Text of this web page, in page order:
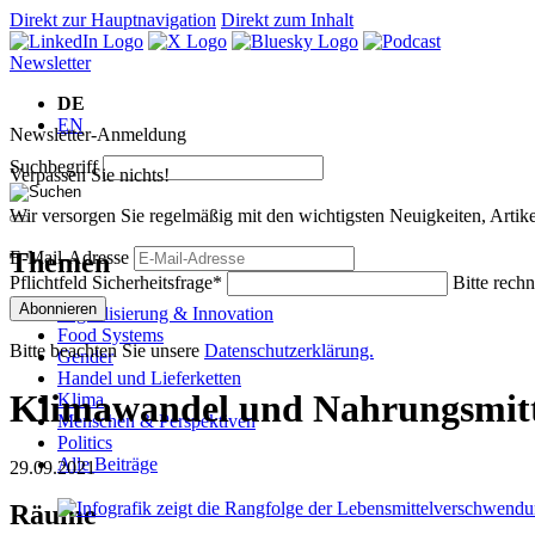
Direkt zur Hauptnavigation Direkt zum Inhalt
Newsletter
DE
EN
Suchbegriff
Themen
Digitalisierung & Innovation
Food Systems
Gender
Handel und Lieferketten
Klima
Menschen & Perspektiven
Politics
Alle Beiträge
Räume
Newsletter-Anmeldung
Verpassen Sie nichts!
Wir versorgen Sie regelmäßig mit den wichtigsten Neuigkeiten,
E-Mail-Adresse
Pflichtfeld Sicherheitsfrage* Bitte
Abonnieren
Bitte beachten Sie unsere Datenschutzerklärung.
Klimawandel und
29.09.2021